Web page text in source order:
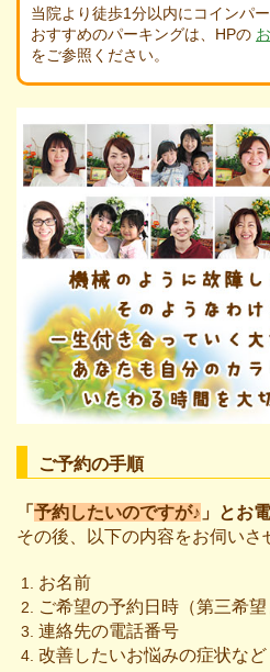
当院より徒歩1分以内にコインパ
おすすめのパーキングは、HPの
をご参照ください。
ご予約の手順
「 予約したいのですが♪ 」とお
その後、以下の内容をお伺いさ
お名前
ご希望の予約日時（第三希望
連絡先の電話番号
改善したいお悩みの症状など